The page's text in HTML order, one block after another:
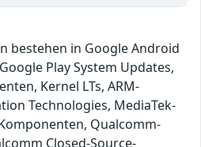
bestehen in Google Android
Play System Updates,
Kernel LTs, ARM-
Technologies, MediaTek-
Qualcomm-
Closed-Source-